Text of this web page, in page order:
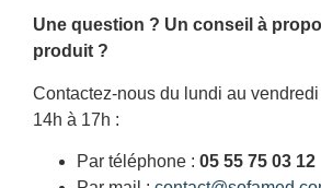
Une question ? Un conseil à
produit ?
Contactez-nous du lundi au
14h à 17h :
Par téléphone : 05 55 75 03 12